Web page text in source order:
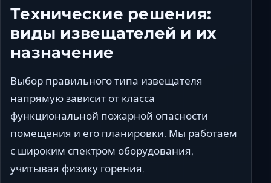
Технические решения:
виды извещателей и их
назначение
Выбор правильного типа извещателя
напрямую зависит от класса
функциональной пожарной опасности
помещения и его планировки. Мы работаем
с широким спектром оборудования,
учитывая физику горения.